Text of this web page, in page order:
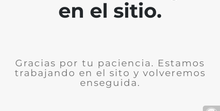
en el sitio.
Gracias por tu paciencia. Estamos
trabajando en el sito y volveremos
enseguida.